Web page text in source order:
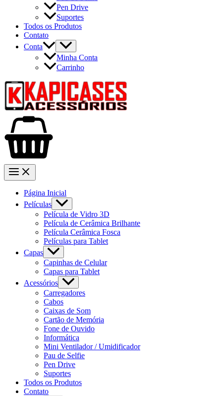
Pen Drive
Suportes
Todos os Produtos
Contato
Conta
Minha Conta
Carrinho
Página Inicial
Películas
Película de Vidro 3D
Película de Cerâmica Brilhante
Película Cerâmica Fosca
Películas para Tablet
Capas
Capinhas de Celular
Capas para Tablet
Acessórios
Carregadores
Cabos
Caixas de Som
Cartão de Memória
Fone de Ouvido
Informática
Mini Ventilador / Umidificador
Pau de Selfie
Pen Drive
Suportes
Todos os Produtos
Contato